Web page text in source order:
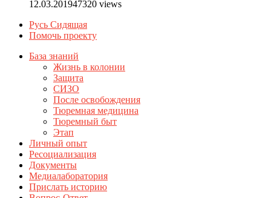
12.03.201947320 views
Русь Сидящая
Помочь проекту
База знаний
Жизнь в колонии
Защита
СИЗО
После освобождения
Тюремная медицина
Тюремный быт
Этап
Личный опыт
Ресоциализация
Документы
Медиалаборатория
Прислать историю